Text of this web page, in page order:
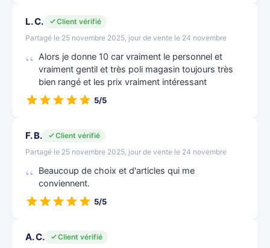
L. C.
Client vérifié
Partagé le 25 novembre 2025, jour de vente le 24 novembre
Alors je donne 10 car vraiment le personnel et
vraiment gentil et très poli magasin toujours très
bien rangé et les prix vraiment intéressant
5/5
F. B.
Client vérifié
Partagé le 25 novembre 2025, jour de vente le 24 novembre
Beaucoup de choix et d'articles qui me
conviennent.
5/5
A. C.
Client vérifié